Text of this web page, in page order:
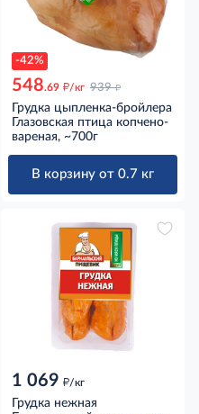
-42%
548.69 д/кг 939 д
Грудка цыпленка-бройлера
Глазовская птица копчено-
вареная, ~700г
В корзину от 0.7 кг
1 069 д/кг
Грудка нежная